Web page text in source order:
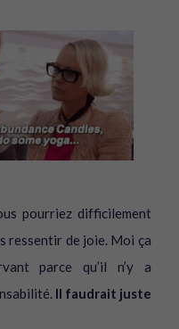
pourriez difficilement
ressentir de joie. Moi ça
parce qu’il n’y a
Il faudrait juste